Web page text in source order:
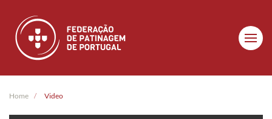
Skip to main content
Home Video